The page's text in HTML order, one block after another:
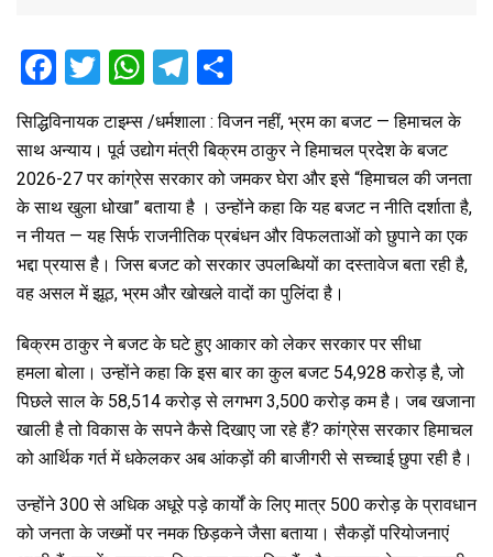
F
a
ce
b
o
o
k
T
tt
er
W
at
s
A
p
p
T
e
gr
a
m
ar
e
सिद्धिविनायक टाइम्स /धर्मशाला : विजन नहीं, भ्रम का बजट — हिमाचल के
साथ अन्याय। पूर्व उद्योग मंत्री बिक्रम ठाकुर ने हिमाचल प्रदेश के बजट
2026-27 पर कांग्रेस सरकार को जमकर घेरा और इसे “हिमाचल की जनता
के साथ खुला धोखा” बताया है । उन्होंने कहा कि यह बजट न नीति दर्शाता है,
न नीयत — यह सिर्फ राजनीतिक प्रबंधन और विफलताओं को छुपाने का एक
भद्दा प्रयास है। जिस बजट को सरकार उपलब्धियों का दस्तावेज बता रही है,
वह असल में झूठ, भ्रम और खोखले वादों का पुलिंदा है।
बिक्रम ठाकुर ने बजट के घटे हुए आकार को लेकर सरकार पर सीधा
हमला बोला। उन्होंने कहा कि इस बार का कुल बजट ₹54,928 करोड़ है, जो
पिछले साल के ₹58,514 करोड़ से लगभग ₹3,500 करोड़ कम है। जब खजाना
खाली है तो विकास के सपने कैसे दिखाए जा रहे हैं? कांग्रेस सरकार हिमाचल
को आर्थिक गर्त में धकेलकर अब आंकड़ों की बाजीगरी से सच्चाई छुपा रही है।
उन्होंने 300 से अधिक अधूरे पड़े कार्यों के लिए मात्र ₹500 करोड़ के प्रावधान
को जनता के जख्मों पर नमक छिड़कने जैसा बताया। सैकड़ों परियोजनाएं